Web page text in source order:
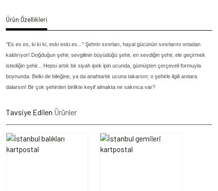
Ürün Özellikleri
‘’Es es es, ki ki ki, eski eski es...'' Şehrin sınırları, hayal gücünün sınırlarını ortadan
kaldırıyor! Doğduğun şehir, sevgilinin büyüdüğü şehir, en sevdiğin şehir, ele geçirmek
istediğin şehir... Hepsi artık bir siyah ipek ipin ucunda, gümüşten çerçeveli formuyla
boynunda. Belki de bileğine, ya da anahtarlık ucuna takarsın; o şehirle ilgili anılara
dalarsın! Bir çok şehirden birlikte keyif almakta ne sakınca var?
Tavsiye Edilen Ürünler